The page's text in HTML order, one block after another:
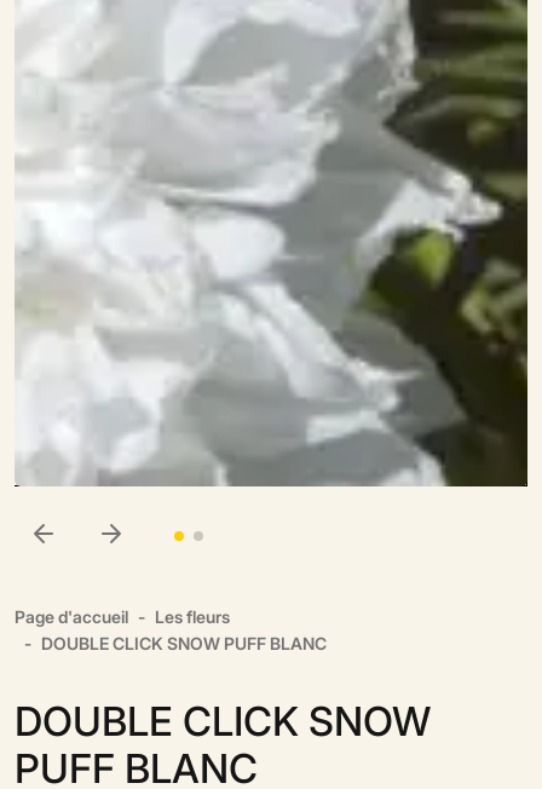
Page d'accueil
Les fleurs
DOUBLE CLICK SNOW PUFF BLANC
DOUBLE CLICK SNOW
PUFF BLANC